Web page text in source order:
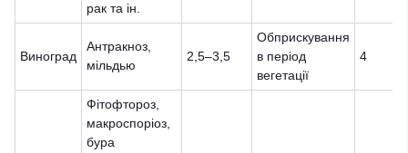
рак та ін.
Виноград
Антракноз,
мільдью
2,5–3,5
Обприскування
в період
вегетації
4
Фітофтороз,
макроспоріоз,
бура